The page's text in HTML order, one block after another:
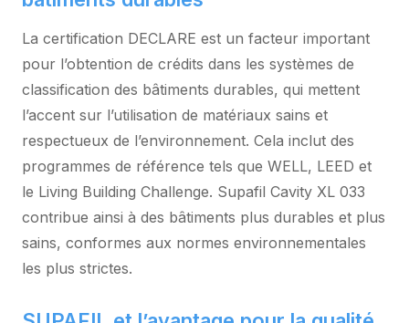
La certification DECLARE est un facteur important
pour l’obtention de crédits dans les systèmes de
classification des bâtiments durables, qui mettent
l’accent sur l’utilisation de matériaux sains et
respectueux de l’environnement. Cela inclut des
programmes de référence tels que WELL, LEED et
le Living Building Challenge. Supafil Cavity XL 033
contribue ainsi à des bâtiments plus durables et plus
sains, conformes aux normes environnementales
les plus strictes.